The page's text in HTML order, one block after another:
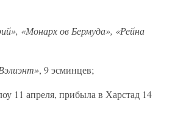
«Монарх ов Бермуда», «Рейна
, 9 эсминцев;
11 апреля, прибыла в Харстад 14